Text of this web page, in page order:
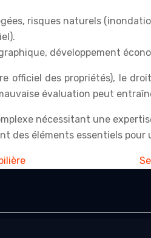
risques naturels
développement
officiel des propriétés), le
évaluation peut
nécessitant une
des éléments essentiels pour